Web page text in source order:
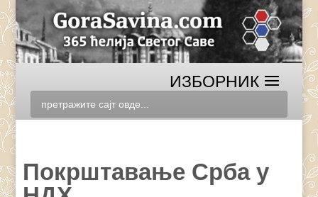
Покрштавање Срба у